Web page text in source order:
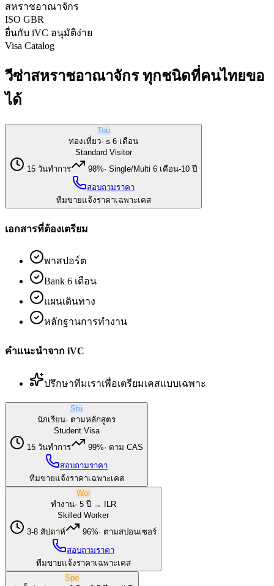
สหราชอาณาจักร
ISO GBR
ยื่นกับ iVC อนุมัติง่าย
Visa Catalog
วีซ่าสหราชอาณาจักร ทุกชนิดที่คนไทยขอ
ได้
Tou
ท่องเที่ยว· ≤ 6 เดือน
Standard Visitor
15 วันทำการ
98%· Single/Multi 6 เดือน-10 ปี
สอบถามราคา
ทีมขายแจ้งราคาเฉพาะเคส
เอกสารที่ต้องเตรียม
พาสปอร์ต
Bank 6 เดือน
แผนเดินทาง
หลักฐานการทำงาน
คำแนะนำจาก iVC
ปรึกษาทีมเราเพื่อเตรียมเคสแบบเฉพาะ
Stu
นักเรียน· ตามหลักสูตร
Student Visa
15 วันทำการ
99%· ตาม CAS
สอบถามราคา
ทีมขายแจ้งราคาเฉพาะเคส
Wor
ทำงาน· 5 ปี → ILR
Skilled Worker
3-8 สัปดาห์
96%· ตามสปอนเซอร์
สอบถามราคา
ทีมขายแจ้งราคาเฉพาะเคส
Spo